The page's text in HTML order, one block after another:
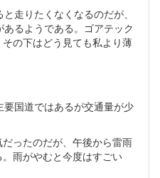
走りたくなくなるのだが、
るようである。ゴアテック
の下はどう見ても私より薄
国道ではあるが交通量が少
ったのだが、午後から雷雨
雨がやむと今度はすごい